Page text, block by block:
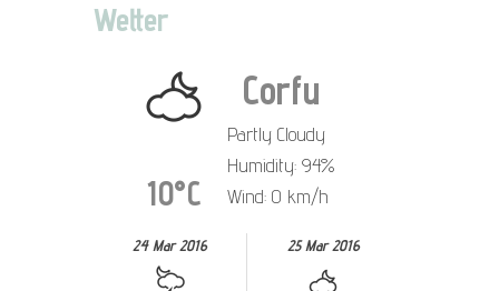
Wetter
10°C
Corfu
Partly Cloudy
Humidity: 94%
Wind: 0 km/h
24 Mar 2016 25 Mar 2016